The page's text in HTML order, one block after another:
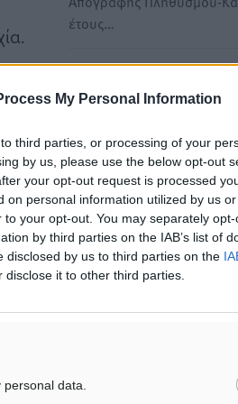
My Personal Information
third parties, or processing of your
by us, please use the below opt-out
your opt-out request is processed
on personal information utilized by us
your opt-out. You may separately
by third parties on the IAB’s list of
disclosed by us to third parties on the
disclose it to other third parties.
data.
την
έτους…
ενίσχυση των ιδρυμάτων
προσωπικό
Με την Υπουργό
Συνοχής και Οικογένειας,
Σοφία Ζαχαράκη,
Γιάννης Παππάς: Η
εθνικής άμυνας αποτελεί
Γιάννης Παππάς,